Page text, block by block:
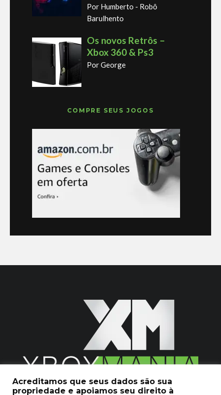
Por Humberto - Robô
Barulhento
Os novos Retrôs –
Xbox 360 & Ps3
Por George
COMPRE SEUS JOGOS
2020 © Xboxmania. Todos os Direitos Reservados.
Acreditamos que seus dados são sua
propriedade e apoiamos seu direito à